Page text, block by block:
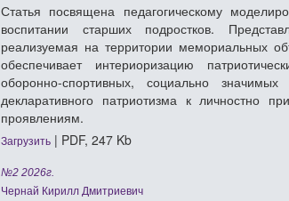
Статья посвящена педагогическому
воспитании старших подростков.
реализуемая на территории мемориальных
обеспечивает интериоризацию
оборонно-спортивных, социально
декларативного патриотизма к личностно
проявлениям.
Загрузить | PDF, 247 Kb
№2 2026г.
Чернай Кирилл Дмитриевич